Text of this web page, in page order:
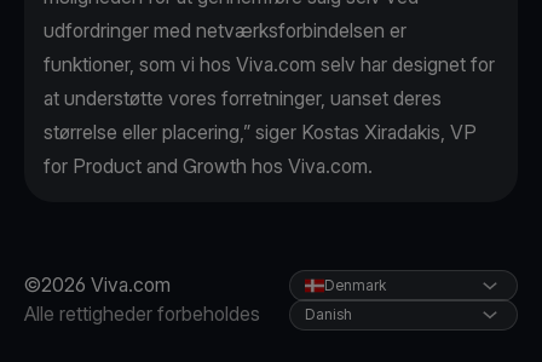
udfordringer med netværksforbindelsen er
funktioner, som vi hos Viva.com selv har designet for
at understøtte vores forretninger, uanset deres
størrelse eller placering,” siger Kostas Xiradakis, VP
for Product and Growth hos Viva.com.
©2026 Viva.com
Alle rettigheder forbeholdes
Denmark
Danish